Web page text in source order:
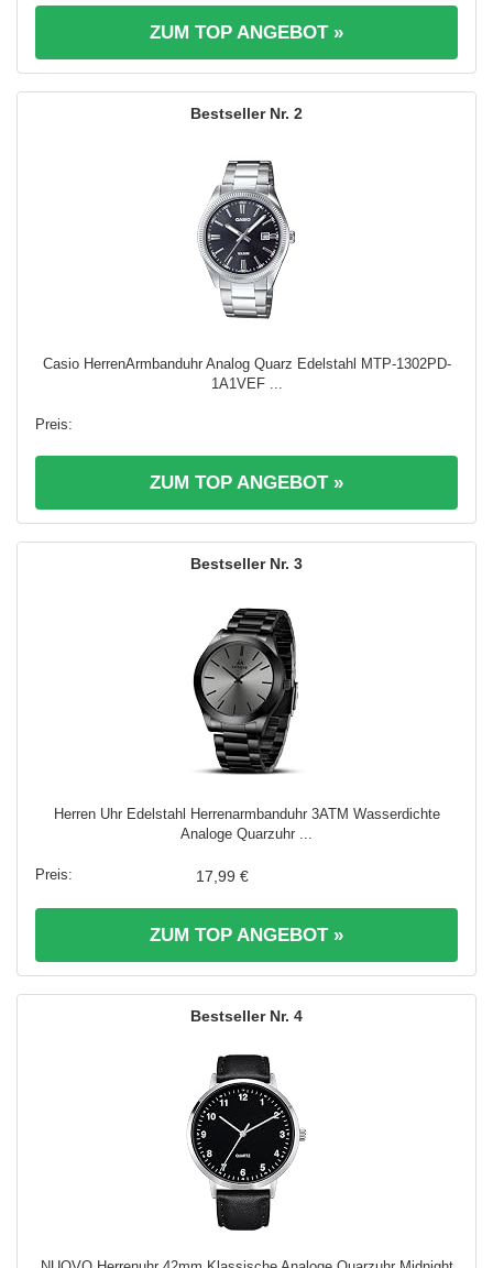
ZUM TOP ANGEBOT »
2
Casio HerrenArmbanduhr Analog Quarz Edelstahl MTP-1302PD-
1A1VEF ...
ZUM TOP ANGEBOT »
3
Herren Uhr Edelstahl Herrenarmbanduhr 3ATM Wasserdichte
Analoge Quarzuhr ...
17,99 €
ZUM TOP ANGEBOT »
4